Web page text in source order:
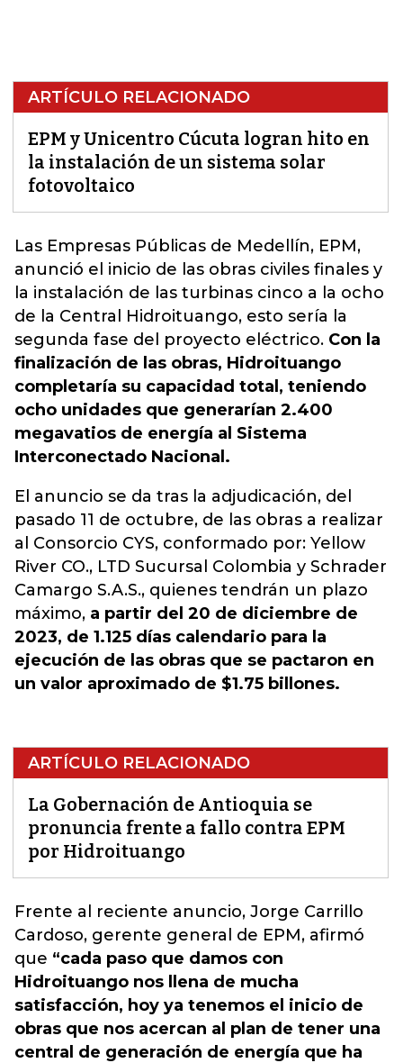
ARTÍCULO RELACIONADO
EPM y Unicentro Cúcuta logran hito en
la instalación de un sistema solar
fotovoltaico
Las Empresas Públicas de Medellín, EPM,
anunció el inicio de las obras civiles finales y
la instalación de las turbinas cinco a la ocho
de la Central Hidroituango, esto sería la
segunda fase del proyecto eléctrico. Con la
finalización de las obras, Hidroituango
completaría su capacidad total, teniendo
ocho unidades que generarían 2.400
megavatios de energía al Sistema
Interconectado Nacional.
El anuncio se da tras la adjudicación, del
pasado 11 de octubre, de las obras a realizar
al Consorcio CYS, conformado por: Yellow
River CO., LTD Sucursal Colombia y Schrader
Camargo S.A.S., quienes tendrán un plazo
máximo, a partir del 20 de diciembre de
2023, de 1.125 días calendario para la
ejecución de las obras que se pactaron en
un valor aproximado de $1.75 billones.
ARTÍCULO RELACIONADO
La Gobernación de Antioquia se
pronuncia frente a fallo contra EPM
por Hidroituango
Frente al reciente anuncio, Jorge Carrillo
Cardoso, gerente general de EPM, afirmó
que “cada paso que damos con
Hidroituango nos llena de mucha
satisfacción, hoy ya tenemos el inicio de
obras que nos acercan al plan de tener una
central de generación de energía que ha